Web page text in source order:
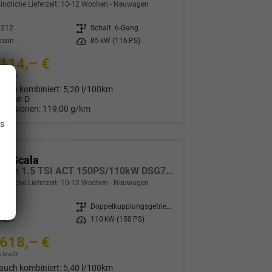
Lieferzeit: 10-12 Wochen Neuwagen
Getriebe Schalt. 6-Gang
Leistung 85 kW (116 PS)
€
MwSt.
kombiniert: 5,20 l/100km
D
119,00 g/km
Scala
Selection 1.5 TSI ACT 150PS/110kW DSG7 2027
Lieferzeit: 10-12 Wochen Neuwagen
Getriebe
Doppelkupplungsgetriebe (DSG)
Leistung 110 kW (150 PS)
€
MwSt.
kombiniert: 5,40 l/100km